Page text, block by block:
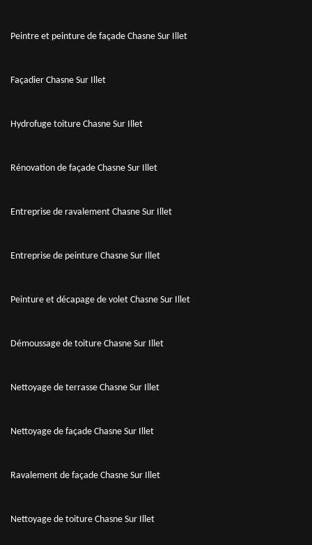
Peintre et peinture de façade Chasne Sur Illet
Façadier Chasne Sur Illet
Hydrofuge toiture Chasne Sur Illet
Rénovation de façade Chasne Sur Illet
Entreprise de ravalement Chasne Sur Illet
Entreprise de peinture Chasne Sur Illet
Peinture et décapage de volet Chasne Sur Illet
Démoussage de toiture Chasne Sur Illet
Nettoyage de terrasse Chasne Sur Illet
Nettoyage de façade Chasne Sur Illet
Ravalement de façade Chasne Sur Illet
Nettoyage de toiture Chasne Sur Illet